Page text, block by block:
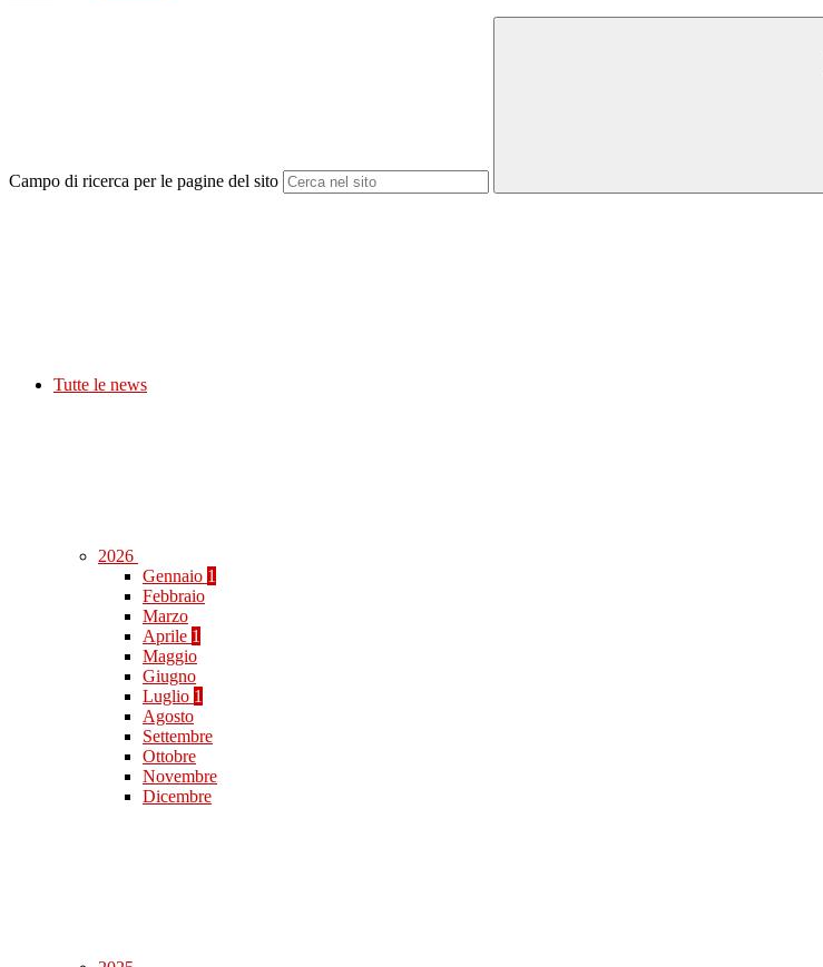
Campo di ricerca per le pagine del sito
Tutte le news
2026
Gennaio 1
Febbraio
Marzo
Aprile 1
Maggio
Giugno
Luglio 1
Agosto
Settembre
Ottobre
Novembre
Dicembre